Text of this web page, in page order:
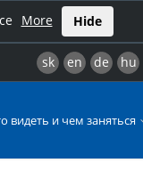
More Hide
sk en de hu
видеть и чем заняться